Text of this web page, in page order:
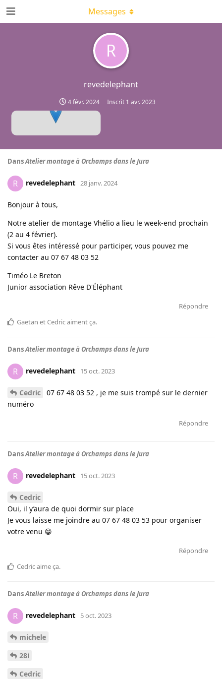
R
revedelephant
4 févr. 2024 Inscrit 1 avr. 2023
Messages
DansAtelier montage à Orchamps dans le Jura
R revedelephant 28 janv. 2024
Bonjour à tous,
Notre atelier de montage Vhélio a lieu le week-end prochain
(2 au 4 février).
Si vous êtes intéressé pour participer, vous pouvez me
contacter au 07 67 48 03 52
Timéo Le Breton
Junior association Rêve D'Éléphant
Répondre
Gaetan et Cedricaiment ça.
DansAtelier montage à Orchamps dans le Jura
R revedelephant 15 oct. 2023
Cedric
07 67 48 03 52 , je me suis trompé sur le dernier
numéro
Répondre
DansAtelier montage à Orchamps dans le Jura
R revedelephant 15 oct. 2023
Cedric
Oui, il y’aura de quoi dormir sur place
Je vous laisse me joindre au 07 67 48 03 53 pour organiser
votre venu 😁
Répondre
Cedricaime ça.
DansAtelier montage à Orchamps dans le Jura
R revedelephant 5 oct. 2023
michele
28i
Cedric